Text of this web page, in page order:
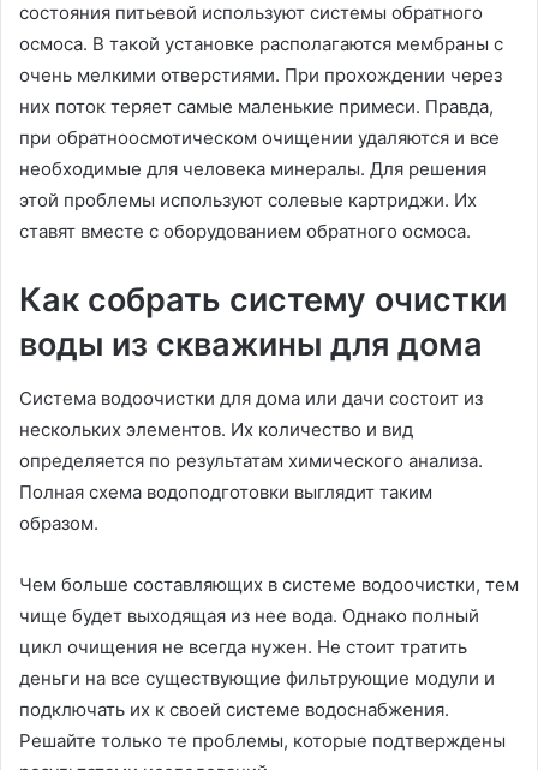
состояния питьевой используют системы обратного
осмоса. В такой установке располагаются мембраны с
очень мелкими отверстиями. При прохождении через
них поток теряет самые маленькие примеси. Правда,
при обратноосмотическом очищении удаляются и все
необходимые для человека минералы. Для решения
этой проблемы используют солевые картриджи. Их
ставят вместе с оборудованием обратного осмоса.
Как собрать систему очистки
воды из скважины для дома
Система водоочистки для дома или дачи состоит из
нескольких элементов. Их количество и вид
определяется по результатам химического анализа.
Полная схема водоподготовки выглядит таким
образом.
Чем больше составляющих в системе водоочистки, тем
чище будет выходящая из нее вода. Однако полный
цикл очищения не всегда нужен. Не стоит тратить
деньги на все существующие фильтрующие модули и
подключать их к своей системе водоснабжения.
Решайте только те проблемы, которые подтверждены